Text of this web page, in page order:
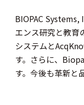
BIOPAC
エンス研究と教育
システムと
す。さらに、
す。今後も革新と